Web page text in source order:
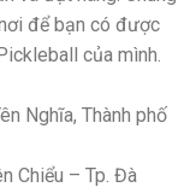
để bạn có được
của mình.
Nghĩa, Thành phố
Chiểu – Tp. Đà